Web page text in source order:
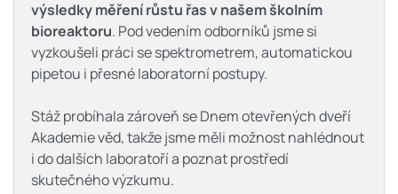
výsledky měření růstu řas v našem školním
bioreaktoru. Pod vedením odborníků jsme si
vyzkoušeli práci se spektrometrem, automatickou
pipetou i přesné laboratorní postupy.
Stáž probíhala zároveň se Dnem otevřených dveří
Akademie věd, takže jsme měli možnost nahlédnout
i do dalších laboratoří a poznat prostředí
skutečného výzkumu.